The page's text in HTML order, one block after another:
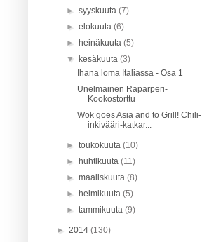
►syyskuuta(7)
►elokuuta(6)
►heinäkuuta(5)
▼kesäkuuta(3)
Ihana loma Italiassa - Osa 1
Unelmainen Raparperi-
Kookostorttu
Wok goes Asia and to Grill! Chili-
inkivääri-katkar...
►toukokuuta(10)
►huhtikuuta(11)
►maaliskuuta(8)
►helmikuuta(5)
►tammikuuta(9)
► 2014 (130)